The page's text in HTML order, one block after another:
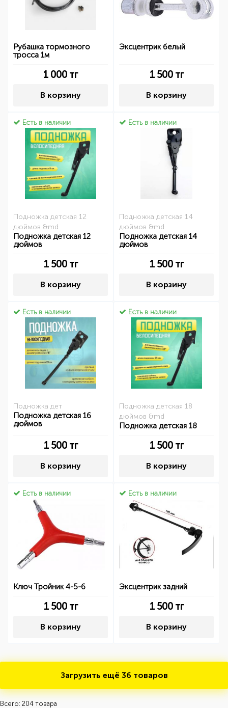
Рубашка тормозного
тросса 1м
1 000 тг
В корзину
Эксцентрик белый
1 500тг
В корзину
Есть в наличии
Подножка детская 12
дюймов &md
Подножка детская 12
дюймов
1 500тг
В корзину
Есть в наличии
Подножка детская 14
дюймов &md
Подножка детская 14
дюймов
1 500тг
В корзину
Есть в наличии
Подножка дет
Подножка детская 16
дюймов
1 500тг
В корзину
Есть в наличии
Подножка детская 18
дюймов &md
Подножка детская 18
1 500тг
В корзину
Есть в наличии
Ключ Тройник 4-5-6
1 500тг
В корзину
Есть в наличии
Эксцентрик задний
1 500тг
В корзину
Загрузить ещё 36 товаров
Всего: 204 товара